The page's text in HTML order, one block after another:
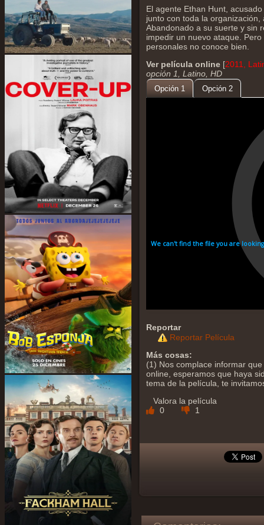
El agente Ethan Hunt,
junto con toda la
Abandonado a su suerte y sin
impedir un nuevo ataque.
personales no conoce bien.
Ver película online [2011,
opción 1, Latino, HD
Opción 1 Opción 2
Reportar
Reportar Película
Más cosas:
(1) Nos complace informar
online, esperamos que haya
tema de la película, te
Valora la película
0
1